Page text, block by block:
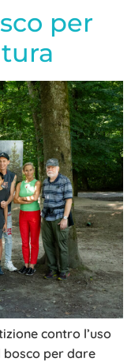
per
contro l’uso
bosco per dare